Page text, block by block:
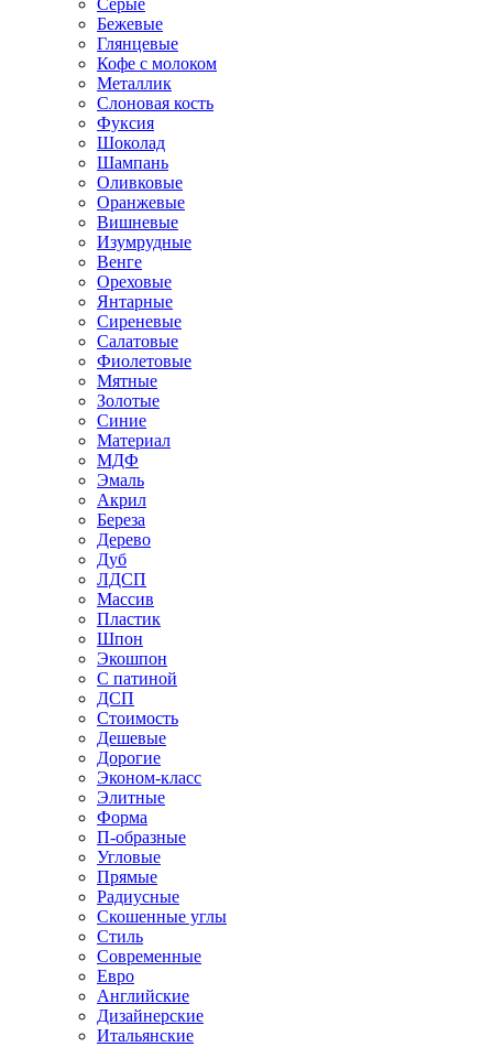
Серые
Бежевые
Глянцевые
Кофе с молоком
Металлик
Слоновая кость
Фуксия
Шоколад
Шампань
Оливковые
Оранжевые
Вишневые
Изумрудные
Венге
Ореховые
Янтарные
Сиреневые
Салатовые
Фиолетовые
Мятные
Золотые
Синие
Материал
МДФ
Эмаль
Акрил
Береза
Дерево
Дуб
ЛДСП
Массив
Пластик
Шпон
Экошпон
С патиной
ДСП
Стоимость
Дешевые
Дорогие
Эконом-класс
Элитные
Форма
П-образные
Угловые
Прямые
Радиусные
Скошенные углы
Стиль
Современные
Евро
Английские
Дизайнерские
Итальянские